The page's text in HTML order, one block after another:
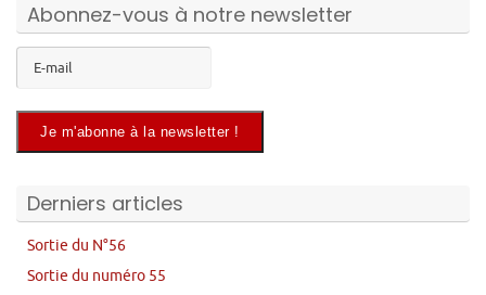
Abonnez-vous à notre newsletter
Derniers articles
Sortie du N°56
Sortie du numéro 55